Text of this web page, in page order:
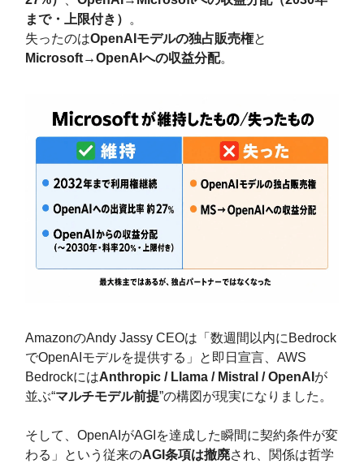
まで・上限付き）
。
失ったのはOpenAIモデルの独占販売権と
Microsoft→OpenAIへの収益分配。
AmazonのAndy Jassy CEOは「数週間以内にBedrock
でOpenAIモデルを提供する」と即日宣言、AWS
BedrockにはAnthropic / Llama / Mistral / OpenAI が
並ぶ“マルチモデル前提”の構図が現実になりました。
そして、OpenAIがAGIを達成した瞬間に契約条件が変
わる」という従来のAGI条項は撤廃され、関係は哲学